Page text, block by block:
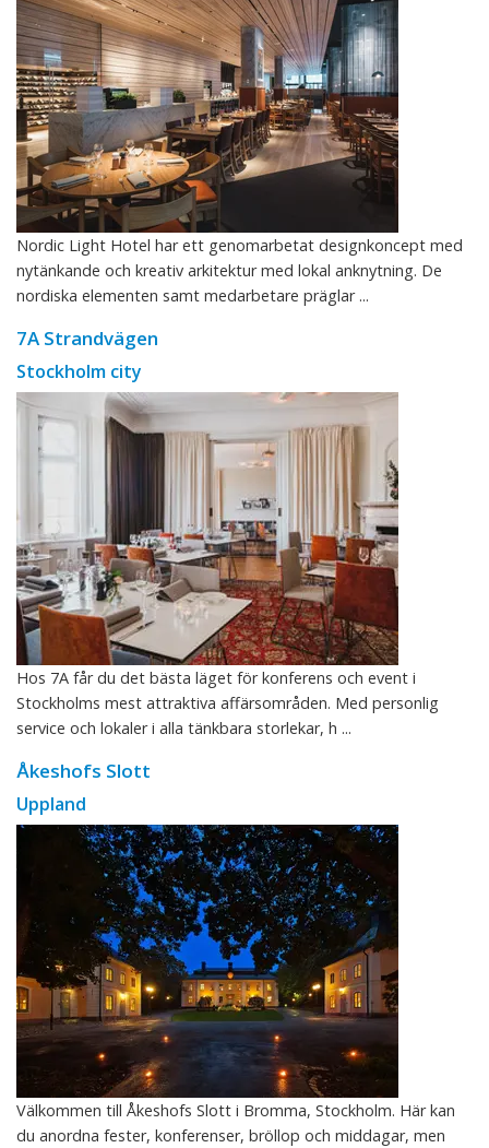
Nordic Light Hotel har ett genomarbetat designkoncept med
nytänkande och kreativ arkitektur med lokal anknytning. De
nordiska elementen samt medarbetare präglar ...
7A Strandvägen
Stockholm city
Hos 7A får du det bästa läget för konferens och event i
Stockholms mest attraktiva affärsområden. Med personlig
service och lokaler i alla tänkbara storlekar, h ...
Åkeshofs Slott
Uppland
Välkommen till Åkeshofs Slott i Bromma, Stockholm. Här kan
du anordna fester, konferenser, bröllop och middagar, men